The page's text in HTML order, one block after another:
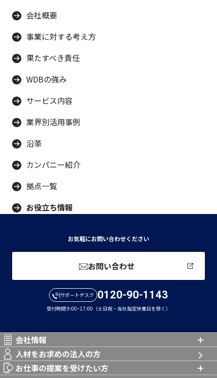
会社概要
事業に対する考え方
果たすべき責任
WDBの強み
サービス内容
業界別活用事例
沿革
カンパニー紹介
拠点一覧
お役立ち情報
お気軽にお問い合わせください
お問い合わせ
サポートデスク 0120-90-1143
受付時間 9:00~17:00（土日祝・当社指定休業日を除く）
会社情報
人材をお求めの法人の方
お仕事の提案を受けたい方